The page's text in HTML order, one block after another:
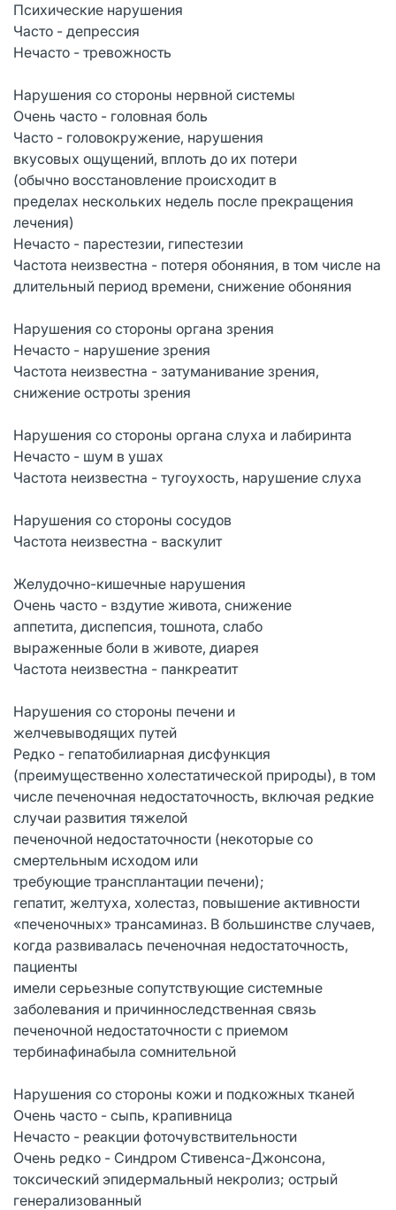
Психические нарушения
Часто - депрессия
Нечасто - тревожность
Нарушения со стороны нервной системы
Очень часто - головная боль
Часто - головокружение, нарушения
вкусовых ощущений, вплоть до их потери
(обычно восстановление происходит в
пределах нескольких недель после прекращения
лечения)
Нечасто - парестезии, гипестезии
Частота неизвестна - потеря обоняния, в том числе на
длительный период времени, снижение обоняния
Нарушения со стороны органа зрения
Нечасто - нарушение зрения
Частота неизвестна - затуманивание зрения,
снижение остроты зрения
Нарушения со стороны органа слуха и лабиринта
Нечасто - шум в ушах
Частота неизвестна - тугоухость, нарушение слуха
Нарушения со стороны сосудов
Частота неизвестна - васкулит
Желудочно-кишечные нарушения
Очень часто - вздутие живота, снижение
аппетита, диспепсия, тошнота, слабо
выраженные боли в животе, диарея
Частота неизвестна - панкреатит
Нарушения со стороны печени и
желчевыводящих путей
Редко - гепатобилиарная дисфункция
(преимущественно холестатической природы), в том
числе печеночная недостаточность, включая редкие
случаи развития тяжелой
печеночной недостаточности (некоторые со
смертельным исходом или
требующие трансплантации печени);
гепатит, желтуха, холестаз, повышение активности
«печеночных» трансаминаз. В большинстве случаев,
когда развивалась печеночная недостаточность,
пациенты
имели серьезные сопутствующие системные
заболевания и причинноследственная связь
печеночной недостаточности с приемом
тербинафинабыла сомнительной
Нарушения со стороны кожи и подкожных тканей
Очень часто - сыпь, крапивница
Нечасто - реакции фоточувствительности
Очень редко - Синдром Стивенса-Джонсона,
токсический эпидермальный некролиз; острый
генерализованный